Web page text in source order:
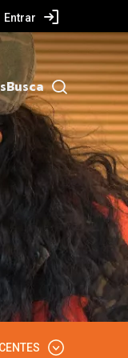
Entrar
Busca